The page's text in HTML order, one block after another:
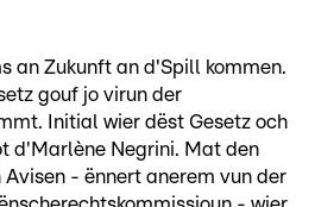
an Zukunft an d'Spill kommen.
gouf jo virun der
Initial wier dëst Gesetz och
d'Marlène Negrini. Mat den
Avisen - ënnert anerem vun der